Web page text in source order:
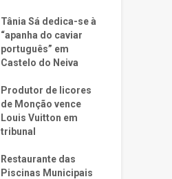
Tânia Sá dedica-se à
“apanha do caviar
português” em
Castelo do Neiva
Produtor de licores
de Monção vence
Louis Vuitton em
tribunal
Restaurante das
Piscinas Municipais